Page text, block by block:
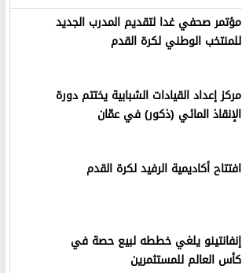
مؤتمر صحفي غدا لتقديم المدرب الجديد
للمنتخب الوطني لكرة القدم
مركز إعداد القيادات الشبابية يختتم دورة
الإنقاذ المائي (ذكور) في عمّان
افتتاح أكاديمية الرفيد لكرة القدم
إنفانتينو يلغي خططه لبيع حصة في
كأس العالم للمستثمرين